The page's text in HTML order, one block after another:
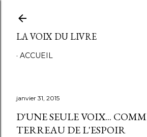
LA VOIX DU LIVRE
ACCUEIL
janvier 31, 2015
D'UNE SEULE VOIX...
TERREAU DE L'ESPOIR